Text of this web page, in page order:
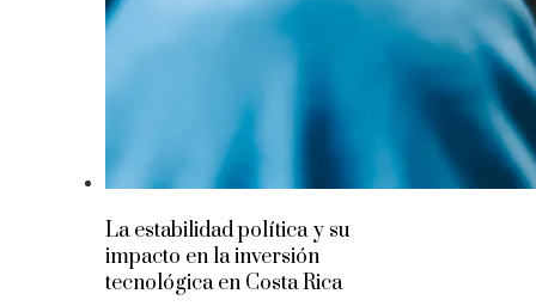
La estabilidad política y su
impacto en la inversión
tecnológica en Costa Rica